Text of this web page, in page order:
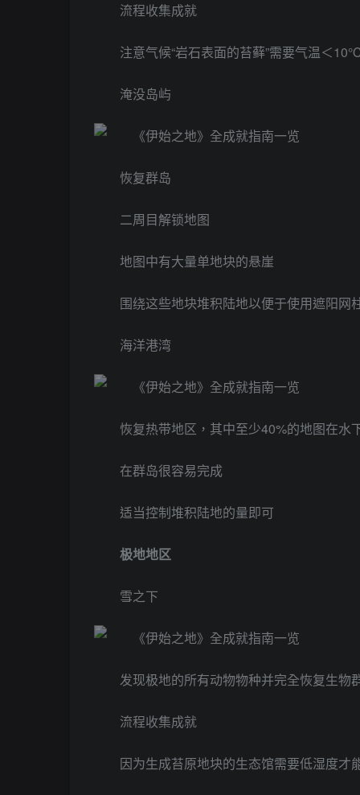
流程收集成就
注意气候“岩石表面的苔藓”需要气温＜
淹没岛屿
恢复群岛
二周目解锁地图
地图中有大量单地块的悬崖
围绕这些地块堆积陆地以便于使用遮阳网
海洋港湾
恢复热带地区，其中至少40%的地图在水
在群岛很容易完成
适当控制堆积陆地的量即可
极地地区
雪之下
发现极地的所有动物物种并完全恢复生物
流程收集成就
因为生成苔原地块的生态馆需要低湿度才